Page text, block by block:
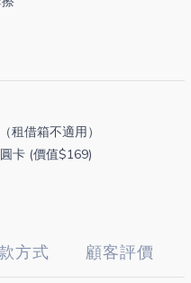
租借箱不適用）
卡 (價值$169)
方式 顧客評價